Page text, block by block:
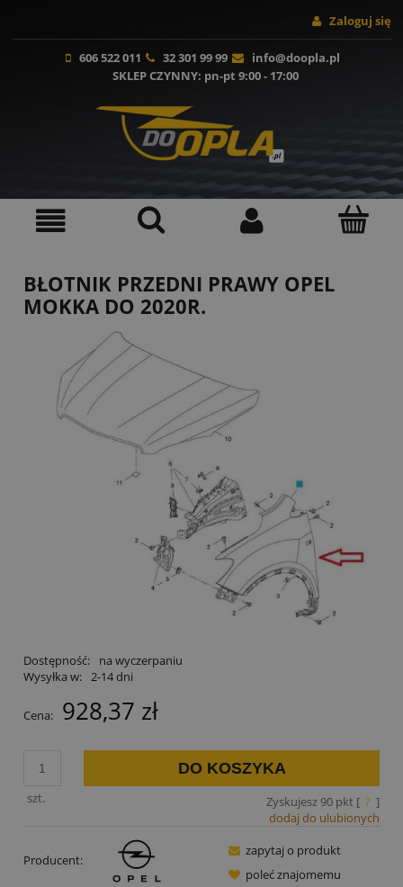
Zaloguj się
606 522 011 32 301 99 99
info@doopla.pl
SKLEP CZYNNY: pn-pt 9:00 - 17:00
BŁOTNIK PRZEDNI PRAWY OPEL
MOKKA DO 2020R.
Dostępność:
na wyczerpaniu
Wysyłka w: 2-14 dni
Cena: 928,37 zł
szt.
DO KOSZYKA
Zyskujesz 90pkt [ ? ]
dodaj do ulubionych
Producent:
zapytaj o produkt
poleć znajomemu